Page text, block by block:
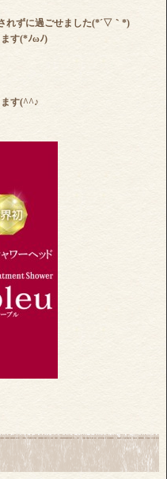
れずに過ごせました(*´▽｀*)
す(*ﾉωﾉ)
す(^^♪